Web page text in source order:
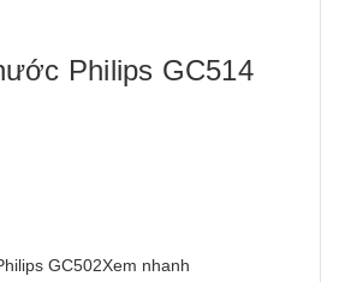
Philips GC514
Xem nhanh